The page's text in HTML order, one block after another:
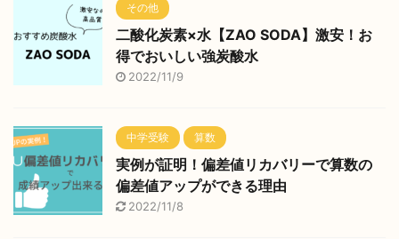
その他
二酸化炭素×水【ZAO SODA】激安！お
得でおいしい強炭酸水
2022/11/9
中学受験 算数
実例が証明！偏差値リカバリーで算数の
偏差値アップができる理由
2022/11/8